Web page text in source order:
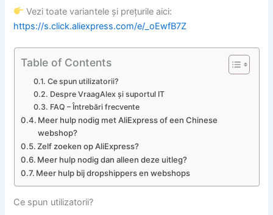
Vezi toate variantele și prețurile aici:
https://s.click.aliexpress.com/e/_oEwfB7Z
Table of Contents
Ce spun utilizatorii?
Despre VraagAlex și suportul IT
FAQ – Întrebări frecvente
Meer hulp nodig met AliExpress of een Chinese
webshop?
Zelf zoeken op AliExpress?
Meer hulp nodig dan alleen deze uitleg?
Meer hulp bij dropshippers en webshops
Ce spun utilizatorii?